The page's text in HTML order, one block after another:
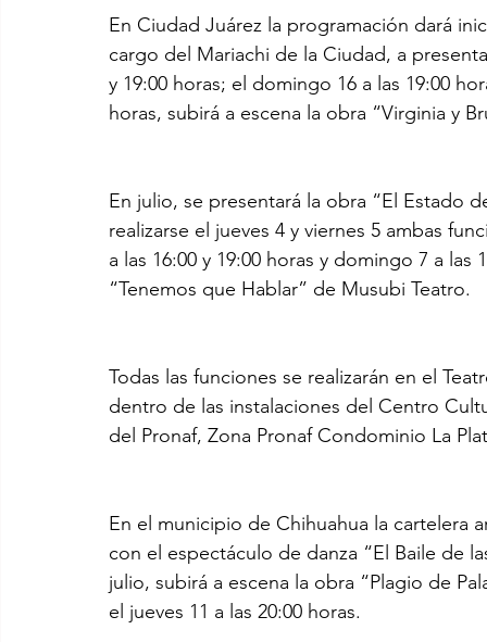
En Ciudad Juárez la programación dará
cargo del Mariachi de la Ciudad, a
y 19:00 horas; el domingo 16 a las 19:00
horas, subirá a escena la obra “Virginia y
En julio, se presentará la obra “El Estado
realizarse el jueves 4 y viernes 5 ambas
a las 16:00 y 19:00 horas y domingo 7 a
“Tenemos que Hablar” de Musubi Teatro.
Todas las funciones se realizarán en el
dentro de las instalaciones del Centro
del Pronaf, Zona Pronaf Condominio La
En el municipio de Chihuahua la cartelera
con el espectáculo de danza “El Baile de
julio, subirá a escena la obra “Plagio de
el jueves 11 a las 20:00 horas.